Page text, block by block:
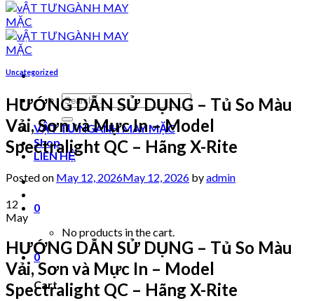
Search
for:
VẬT TƯ NGÀNH MAY MẶC
Shop
LIÊN HỆ
0
No products in the cart.
0
Cart
Uncategorized
HƯỚNG DẪN SỬ DỤNG – Tủ So Màu
Vải, Sơn và Mực In – Model
Spectralight QC – Hãng X-Rite
Posted on May 12, 2026May 12, 2026 byadmin
12
May
HƯỚNG DẪN SỬ DỤNG – Tủ So Màu
Vải, Sơn và Mực In – Model
Spectralight QC – Hãng X-Rite